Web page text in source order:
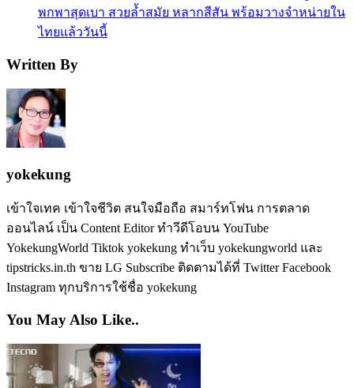
พกพาสุดเบา สวยล้ำสมัย หลากสีสัน พร้อมวางจำหน่ายใน
ไทยแล้ววันนี้
Written By
yokekung
เข้าใจเทค เข้าใจชีวิต สนใจมือถือ สมาร์ทโฟน การตลาด
ออนไลน์ เป็น Content Editor ทำวีดีโอบน YouTube
YokekungWorld Tiktok yokekung ทำเว็บ yokekungworld และ
tipstricks.in.th ขาย LG Subscribe ติดตามได้ที่ Twitter Facebook
Instagram ทุกบริการใช้ชื่อ yokekung
You May Also Like..